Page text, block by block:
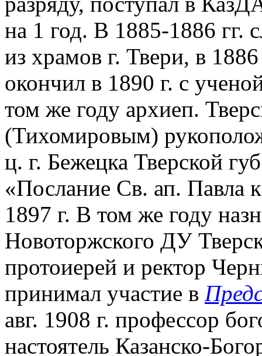
на 1 год. В 1885-1886
из храмов г. Твери, в
окончил в 1890 г. с
том же году архиеп.
(Тихомировым)
ц. г. Бежецка Тверской
«Послание Св. ап. Павла
1897 г. В том же году
Новоторжского ДУ
протоиерей и ректор
принимал участие в
авг. 1908 г. профессор
настоятель Казанско-